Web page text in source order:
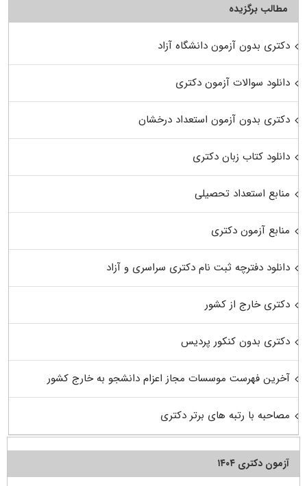
مطالب برگزیده
دکتری بدون آزمون دانشگاه آزاد
دانلود سوالات آزمون دکتری
دکتری بدون آزمون استعداد درخشان
دانلود کتاب زبان دکتری
منابع استعداد تحصیلی
منابع آزمون دکتری
دانلود دفترچه ثبت نام دکتری سراسری و آزاد
دکتری خارج از کشور
دکتری بدون کنکور پردیس
آخرین فهرست موسسات مجاز اعزام دانشجو به خارج کشور
مصاحبه با رتبه های برتر دکتری
آزمون دکتری ۱۴۰۴